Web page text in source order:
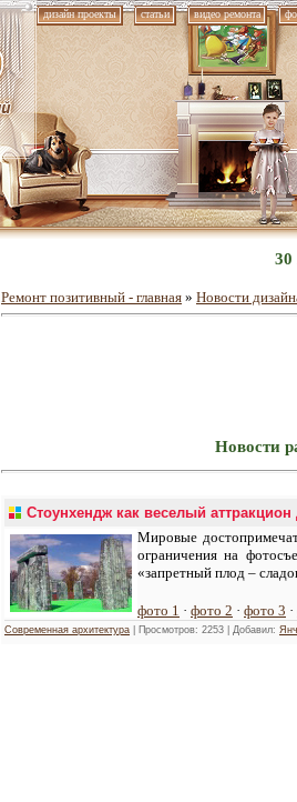
дизайн проекты статьи видео ремонта
30
Ремонт позитивный - главная » Новости
Новости
Стоунхендж как веселый
Мировые
ограничения на
«запретный плод –
фото 1 · фото 2 · фото 3 ·
Современная архитектура | Просмотров: 2253 | Добавил: